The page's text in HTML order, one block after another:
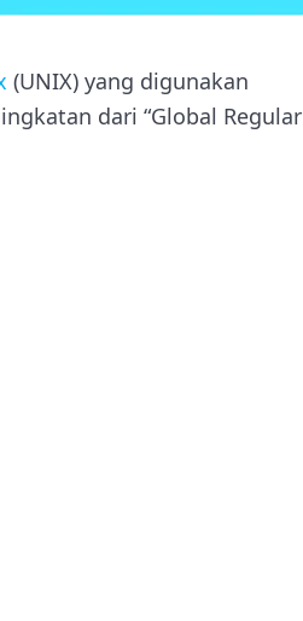
(UNIX) yang digunakan
dari “Global Regular